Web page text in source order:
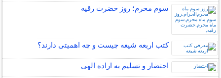
سوم محرم؛ روز حضرت رقیه
کتب اربعه شیعه چیست و چه اهمیتی دارند؟
احتضار و تسلیم به اراده الهی